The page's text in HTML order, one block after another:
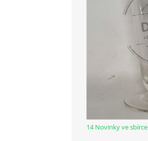
14 Novinky ve sbírce